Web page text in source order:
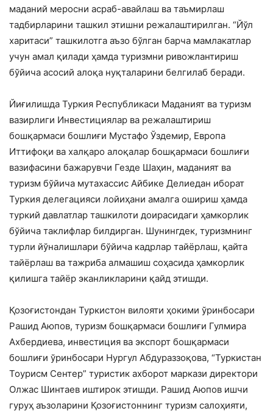
маданий меросни асраб-авайлаш ва таъмирлаш
тадбирларини ташкил этишни режалаштирилган. “Йўл
харитаси” ташкилотга аъзо бўлган барча мамлакатлар
учун амал қилади ҳамда туризмни ривожлантириш
бўйича асосий алоқа нуқталарини белгилаб беради.
Йиғилишда Туркия Республикаси Маданият ва туризм
вазирлиги Инвестициялар ва режалаштириш
бошқармаси бошлиғи Мустафо Ўздемир, Европа
Иттифоқи ва халқаро алоқалар бошқармаси бошлиғи
вазифасини бажарувчи Гезде Шаҳин, маданият ва
туризм бўйича мутахассис Айбике Делиедан иборат
Туркия делегацияси лойиҳани амалга ошириш ҳамда
туркий давлатлар ташкилоти доирасидаги ҳамкорлик
бўйича таклифлар билдирган. Шунингдек, туризмнинг
турли йўналишлари бўйича кадрлар тайёрлаш, қайта
тайёрлаш ва тажриба алмашиш соҳасида ҳамкорлик
қилишга тайёр эканликларини қайд этишди.
Қозоғистондан Туркистон вилояти ҳокими ўринбосари
Рашид Аюпов, туризм бошқармаси бошлиғи Гулмира
Ахбердиева, инвестиция ва экспорт бошқармаси
бошлиғи ўринбосари Нургул Абдураззоқова, “Туркистан
Тоурисм Сентер” туристик ахборот маркази директори
Олжас Шинтаев иштирок этишди. Рашид Аюпов ишчи
гуруҳ аъзоларини Қозоғистоннинг туризм салоҳияти,